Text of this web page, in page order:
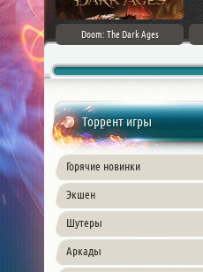
Cut
DLC] (2024)
Doom: The Dark Ages
Торрент игры
Горячие новинки
Экшен
Шутеры
Аркады